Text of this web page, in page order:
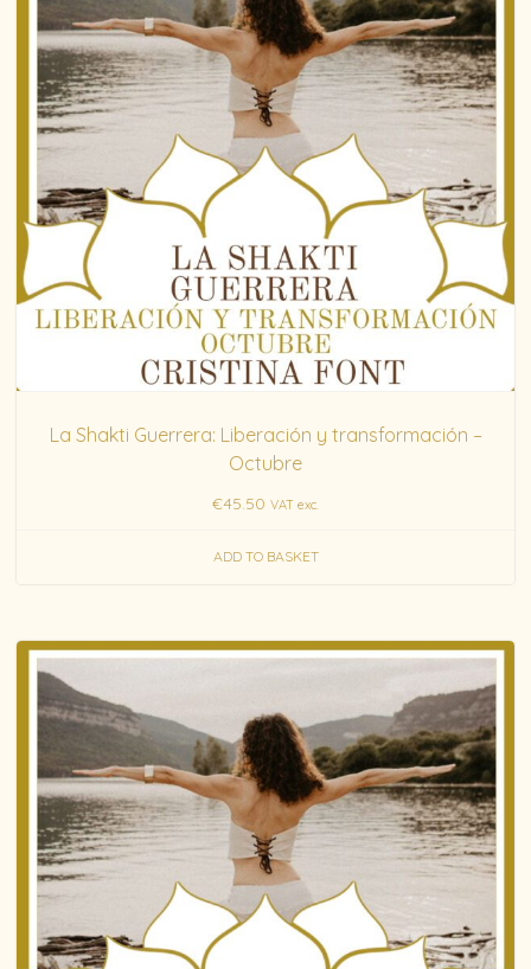
La Shakti Guerrera: Liberación y transformación –
Octubre
€45.50 VAT exc.
ADD TO BASKET